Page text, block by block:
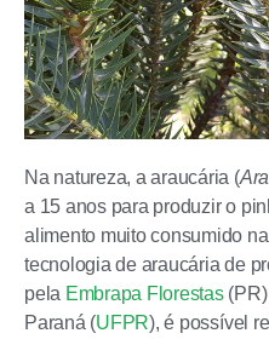
Na natureza, a araucária (
a 15 anos para produzir o
alimento muito consumido
tecnologia de araucária de
pela Embrapa Florestas(PR)
Paraná (UFPR), é possível